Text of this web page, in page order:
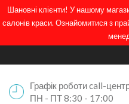
Шановні клієнти! У нашому
салонів краси. Ознайомитися з
Графік роботи call-
ПН - ПТ 8:30 - 17:00